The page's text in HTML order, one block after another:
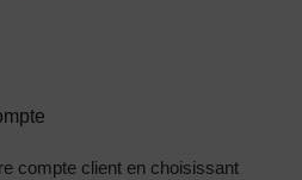
compte client en choisissant